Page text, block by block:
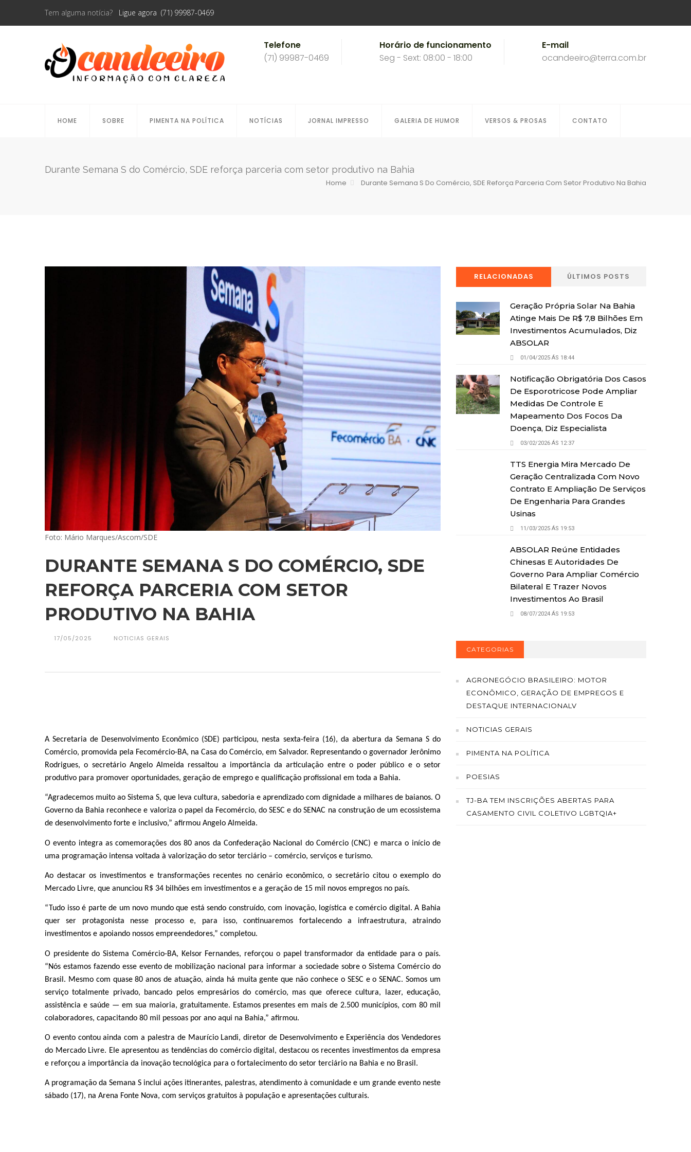
Tem alguma notícia? Ligue agora (71) 99987-0469
Telefone
(71) 99987-0469
Horário de funcionamento
Seg - Sext: 08:00 - 18:00
E-mail
ocandeeiro@terra.com.br
HOME SOBRE PIMENTA NA POLÍTICA NOTÍCIAS JORNAL IMPRESSO GALERIA DE HUMOR VERSOS & PROSAS CONTATO
Durante Semana S do Comércio, SDE reforça parceria com setor produtivo na Bahia
Home Durante Semana S Do Comércio, SDE Reforça Parceria Com Setor Produtivo Na Bahia
Foto: Mário Marques/Ascom/SDE
DURANTE SEMANA S DO COMÉRCIO, SDE
REFORÇA PARCERIA COM SETOR
PRODUTIVO NA BAHIA
17/05/2025 NOTICIAS GERAIS
A Secretaria de Desenvolvimento Econômico (SDE) participou, nesta sexta-feira (16), da abertura da Semana S do
Comércio, promovida pela Fecomércio-BA, na Casa do Comércio, em Salvador. Representando o governador Jerônimo
Rodrigues, o secretário Angelo Almeida ressaltou a importância da articulação entre o poder público e o setor
produtivo para promover oportunidades, geração de emprego e qualificação profissional em toda a Bahia.
“Agradecemos muito ao Sistema S, que leva cultura, sabedoria e aprendizado com dignidade a milhares de baianos. O
Governo da Bahia reconhece e valoriza o papel da Fecomércio, do SESC e do SENAC na construção de um ecossistema
de desenvolvimento forte e inclusivo,” afirmou Angelo Almeida.
O evento integra as comemorações dos 80 anos da Confederação Nacional do Comércio (CNC) e marca o início de
uma programação intensa voltada à valorização do setor terciário – comércio, serviços e turismo.
Ao destacar os investimentos e transformações recentes no cenário econômico, o secretário citou o exemplo do
Mercado Livre, que anunciou R$ 34 bilhões em investimentos e a geração de 15 mil novos empregos no país.
“Tudo isso é parte de um novo mundo que está sendo construído, com inovação, logística e comércio digital. A Bahia
quer ser protagonista nesse processo e, para isso, continuaremos fortalecendo a infraestrutura, atraindo
investimentos e apoiando nossos empreendedores,” completou.
O presidente do Sistema Comércio-BA, Kelsor Fernandes, reforçou o papel transformador da entidade para o país.
“Nós estamos fazendo esse evento de mobilização nacional para informar a sociedade sobre o Sistema Comércio do
Brasil. Mesmo com quase 80 anos de atuação, ainda há muita gente que não conhece o SESC e o SENAC. Somos um
serviço totalmente privado, bancado pelos empresários do comércio, mas que oferece cultura, lazer, educação,
assistência e saúde — em sua maioria, gratuitamente. Estamos presentes em mais de 2.500 municípios, com 80 mil
colaboradores, capacitando 80 mil pessoas por ano aqui na Bahia,” afirmou.
O evento contou ainda com a palestra de Maurício Landi, diretor de Desenvolvimento e Experiência dos Vendedores
do Mercado Livre. Ele apresentou as tendências do comércio digital, destacou os recentes investimentos da empresa
e reforçou a importância da inovação tecnológica para o fortalecimento do setor terciário na Bahia e no Brasil.
A programação da Semana S inclui ações itinerantes, palestras, atendimento à comunidade e um grande evento neste
sábado (17), na Arena Fonte Nova, com serviços gratuitos à população e apresentações culturais.
RELACIONADAS ÚLTIMOS POSTS
Geração Própria Solar Na Bahia
Atinge Mais De R$ 7,8 Bilhões Em
Investimentos Acumulados, Diz
ABSOLAR
01/04/2025 ÁS 18:44
Notificação Obrigatória Dos Casos
De Esporotricose Pode Ampliar
Medidas De Controle E
Mapeamento Dos Focos Da
Doença, Diz Especialista
03/02/2026 ÁS 12:37
TTS Energia Mira Mercado De
Geração Centralizada Com Novo
Contrato E Ampliação De Serviços
De Engenharia Para Grandes
Usinas
11/03/2025 ÁS 19:53
ABSOLAR Reúne Entidades
Chinesas E Autoridades De
Governo Para Ampliar Comércio
Bilateral E Trazer Novos
Investimentos Ao Brasil
08/07/2024 ÁS 19:53
CATEGORIAS
AGRONEGÓCIO BRASILEIRO: MOTOR
ECONÔMICO, GERAÇÃO DE EMPREGOS E
DESTAQUE INTERNACIONALV
NOTICIAS GERAIS
PIMENTA NA POLÍTICA
POESIAS
TJ-BA TEM INSCRIÇÕES ABERTAS PARA
CASAMENTO CIVIL COLETIVO LGBTQIA+